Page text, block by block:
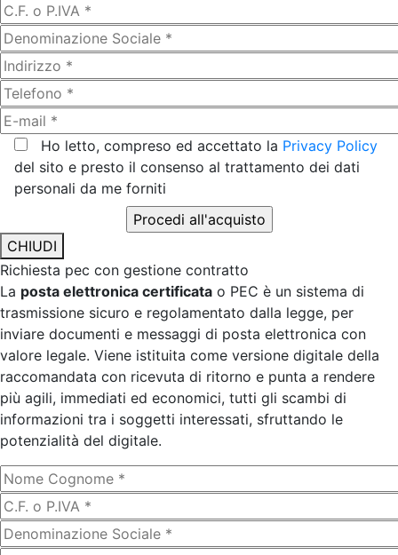
Ho letto, compreso ed accettato la Privacy Policy
del sito e presto il consenso al trattamento dei dati
personali da me forniti
CHIUDI
Richiesta pec con gestione contratto
La posta elettronica certificata o PEC è un sistema di
trasmissione sicuro e regolamentato dalla legge, per
inviare documenti e messaggi di posta elettronica con
valore legale. Viene istituita come versione digitale della
raccomandata con ricevuta di ritorno e punta a rendere
più agili, immediati ed economici, tutti gli scambi di
informazioni tra i soggetti interessati, sfruttando le
potenzialità del digitale.